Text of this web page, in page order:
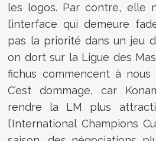
les logos. Par contre, elle
l’interface qui demeure
pas la priorité dans un jeu
on dort sur la Ligue des
fichus commencent à
C’est dommage, car
rendre la LM plus
l’International Champions